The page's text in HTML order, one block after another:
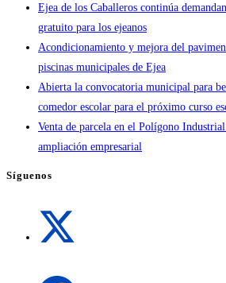
Ejea de los Caballeros continúa
gratuito para los ejeanos
Acondicionamiento y mejora del
piscinas municipales de Ejea
Abierta la convocatoria municipal para
comedor escolar para el próximo curso
Venta de parcela en el Polígono
ampliación empresarial
Síguenos